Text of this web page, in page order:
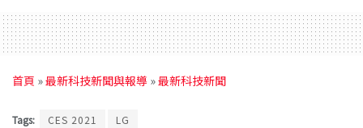
首頁 »最新科技新聞與報導 »最新科技新聞
Tags: CES 2021 LG